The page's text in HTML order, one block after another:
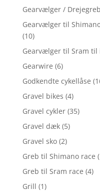
Gearvælger / Drejegreb
Gearvælger til
(10)
Gearvælger til Sram til
Gearwire (6)
Godkendte cykellåse
Gravel bikes (4)
Gravel cykler (35)
Gravel dæk (5)
Gravel sko (2)
Greb til Shimano race
Greb til Sram race (4)
Grill (1)